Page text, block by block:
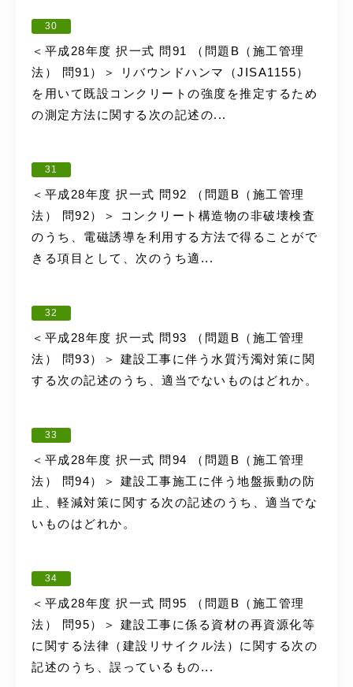
30
＜平成28年度 択一式 問91 （問題B（施工管理
法） 問91）＞ リバウンドハンマ（JISA1155）
を用いて既設コンクリートの強度を推定するため
の測定方法に関する次の記述の...
31
＜平成28年度 択一式 問92 （問題B（施工管理
法） 問92）＞ コンクリート構造物の非破壊検査
のうち、電磁誘導を利用する方法で得ることがで
きる項目として、次のうち適...
32
＜平成28年度 択一式 問93 （問題B（施工管理
法） 問93）＞ 建設工事に伴う水質汚濁対策に関
する次の記述のうち、適当でないものはどれか。
33
＜平成28年度 択一式 問94 （問題B（施工管理
法） 問94）＞ 建設工事施工に伴う地盤振動の防
止、軽減対策に関する次の記述のうち、適当でな
いものはどれか。
34
＜平成28年度 択一式 問95 （問題B（施工管理
法） 問95）＞ 建設工事に係る資材の再資源化等
に関する法律（建設リサイクル法）に関する次の
記述のうち、誤っているもの...